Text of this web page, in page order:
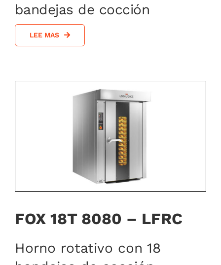
bandejas de cocción
LEE MAS
FOX 18T 8080 – LFRC
Horno rotativo con 18